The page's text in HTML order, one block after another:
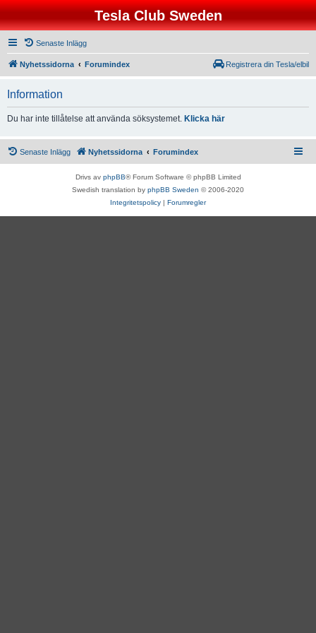
Tesla Club Sweden
Senaste Inlägg
Nyhetssidorna Forumindex Registrera din Tesla/elbil
Information
Du har inte tillåtelse att använda söksystemet. Klicka här
Senaste Inlägg Nyhetssidorna Forumindex
Drivs av phpBB® Forum Software © phpBB Limited
Swedish translation by phpBB Sweden © 2006-2020
Integritetspolicy | Forumregler